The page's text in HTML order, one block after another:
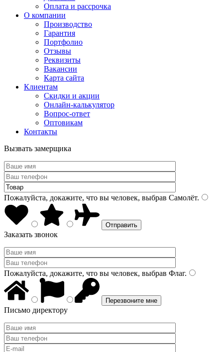
Оплата и рассрочка
О компании
Производство
Гарантия
Портфолио
Отзывы
Реквизиты
Вакансии
Карта сайта
Клиентам
Скидки и акции
Онлайн-калькулятор
Вопрос-ответ
Оптовикам
Контакты
Вызвать замерщика
Пожалуйста, докажите, что вы человек, выбрав Самолёт.
Заказать звонок
Пожалуйста, докажите, что вы человек, выбрав Флаг.
Письмо директору